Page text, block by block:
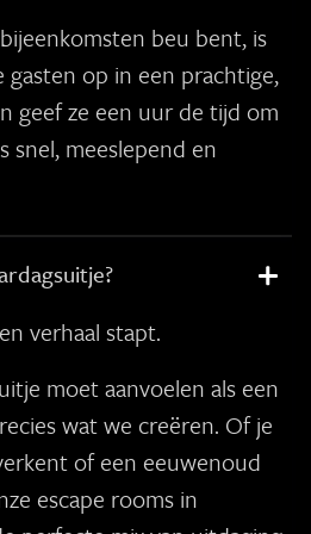
beu bent, is
op in een prachtige,
geef ze een uur de tijd om
snel, meeslepend en
verhaal stapt.
moet aanvoelen als een
wat we creëren. Of je
of een eeuwenoud
escape rooms in